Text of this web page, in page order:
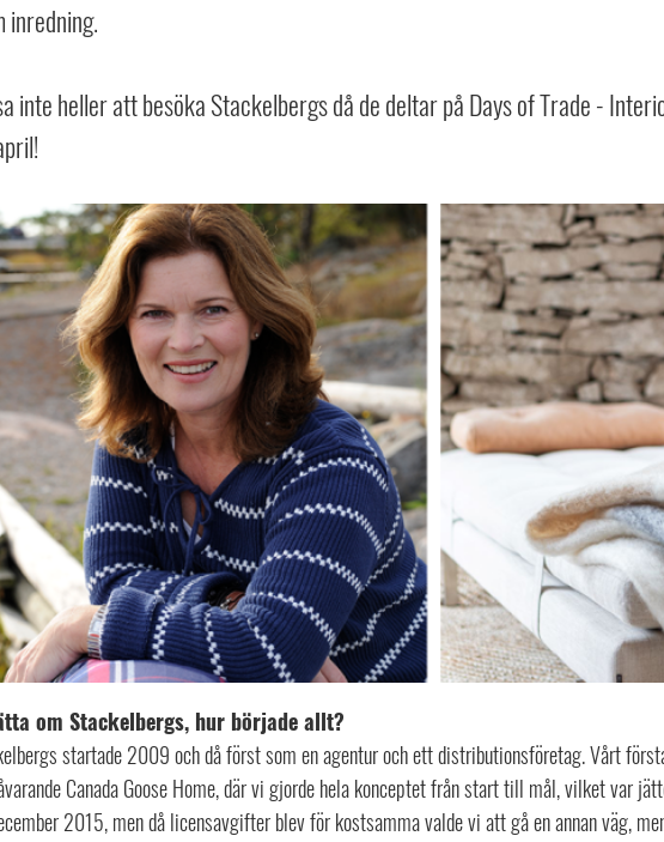
inredning.
inte heller att besöka Stackelbergs då de deltar på Days of Trade -
om Stackelbergs, hur började allt?
startade 2009 och då först som en agentur och ett distributionsföretag. Vårt
Canada Goose Home, där vi gjorde hela konceptet från start till mål, vilket var
2015, men då licensavgifter blev för kostsamma valde vi att gå en annan väg,